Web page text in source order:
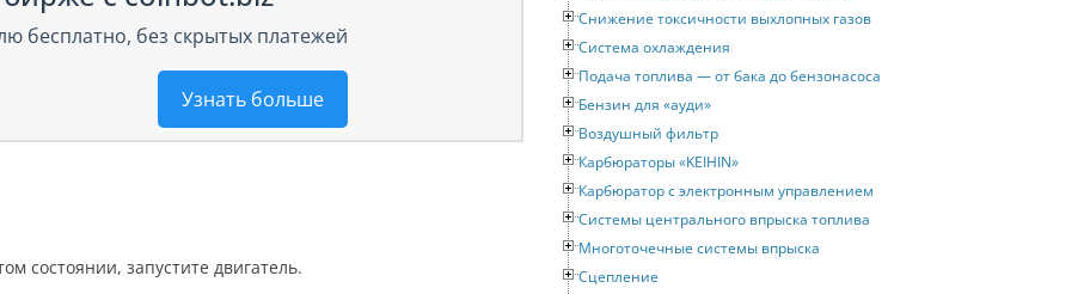
бесплатно, без скрытых платежей
Узнать больше
состоянии, запустите двигатель.
Снижение токсичности выхлопных газов
Система охлаждения
Подача топлива — от бака до бензонасоса
Бензин для «ауди»
Воздушный фильтр
Карбюраторы «KEIHIN»
Карбюратор с электронным управлением
Системы центрального впрыска топлива
Многоточечные системы впрыска
Сцепление